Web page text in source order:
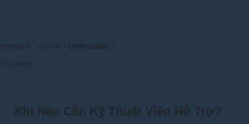
“ với file “ Uninstaller “
là xong !
Khi Nào Cần Kỹ Thuật Viên Hỗ Trợ?